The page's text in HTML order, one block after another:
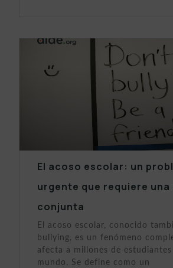
El acoso escolar: un
urgente que requiere
conjunta
El acoso escolar, conocido
bullying, es un fenómeno
afecta a millones de estudiantes
mundo. Se define como un